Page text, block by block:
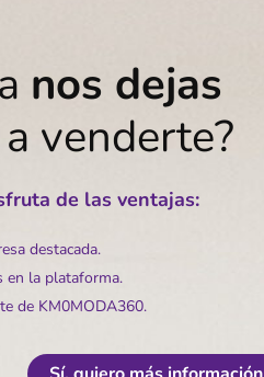
nos dejas
a venderte?
de las ventajas:
destacada.
en la plataforma.
de KM0MODA360.